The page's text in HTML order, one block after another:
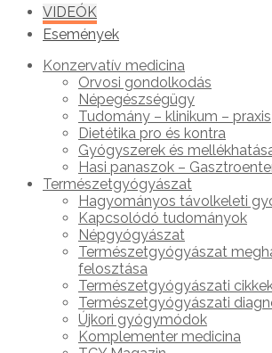
VIDEÓK
Események
Konzervatív medicina
Orvosi gondolkodás
Népegészségügy
Tudomány – klinikum – praxis
Dietétika pro és kontra
Gyógyszerek és
Hasi panaszok –
Természetgyógyászat
Hagyományos távolkeleti
Kapcsolódó tudományok
Népgyógyászat
Természetgyógyászat
felosztása
Természetgyógyászati
Természetgyógyászati
Újkori gyógymódok
Komplementer medicina